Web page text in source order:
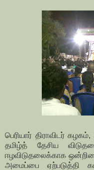
பெரியார் திராவிடர்
தமிழ்த் தேசிய
ஈழவிடுதலைக்காக
அமைப்பை ஏற்படுத்தி